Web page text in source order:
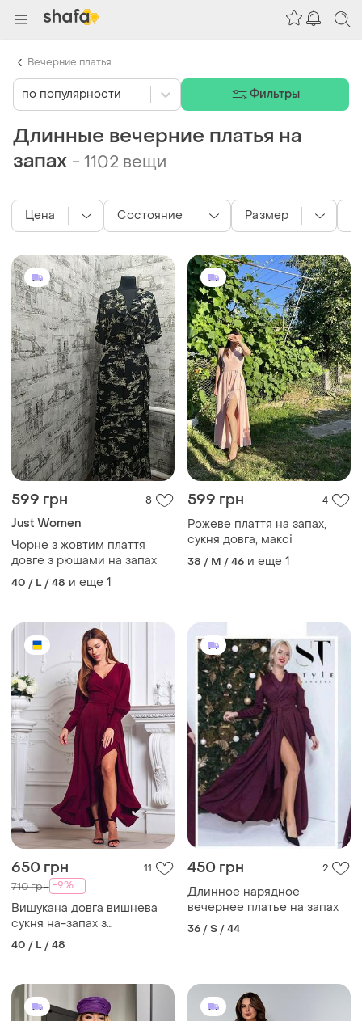
Длинные вечерние платья на
запах -1102 вещи
599 грн 8
Just Women
Чорне з жовтим плаття
довге з рюшами на запах
40 / L / 48 и еще 1
599 грн 4
Рожеве плаття на запах,
сукня довга, максі
38 / M / 46 и еще 1
650 грн 11
710 грн -9%
Вишукана довга вишнева
сукня на-запах з
романтичними оборками.
40 / L / 48
450 грн 2
Длинное нарядное
вечернее платье на запах
36 / S / 44
Цена Состояние Размер
по популярности Фильтры
Вечерние платья